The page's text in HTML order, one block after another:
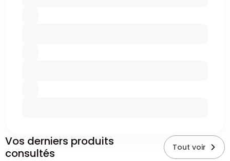
Vos derniers produits
consultés
Tout voir